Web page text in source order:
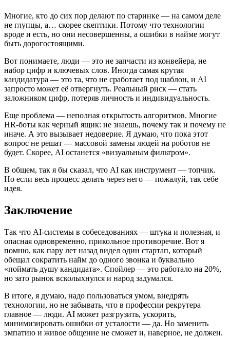
Многие, кто до сих пор делают по старинке — на самом деле
не глупцы, а… скорее скептики. Потому что технологии
вроде и есть, но они несовершенны, а ошибки в найме могут
быть дорогостоящими.
Вот понимаете, люди — это не запчасти из конвейера, не
набор цифр и ключевых слов. Иногда самая крутая
кандидатура — это та, что не сработает под шаблон, и AI
запросто может её отвергнуть. Реальный риск — стать
заложником цифр, потеряв личность и индивидуальность.
Еще проблема — неполная открытость алгоритмов. Многие
HR-боты как черный ящик: не знаешь, почему так и почему не
иначе. А это вызывает недоверие. Я думаю, что пока этот
вопрос не решат — массовой замены людей на роботов не
будет. Скорее, AI останется «визуальным фильтром».
В общем, так я бы сказал, что AI как инструмент — топчик.
Но если весь процесс делать через него — пожалуй, так себе
идея.
Заключение
Так что AI-системы в собеседованиях — штука и полезная, и
опасная одновременно, прикольное противоречие. Вот я
помню, как пару лет назад видел один стартап, который
обещал сократить найм до одного звонка и буквально
«поймать душу кандидата». Спойлер — это работало на 20%,
но зато рынок всколыхнулся и народ задумался.
В итоге, я думаю, надо пользоваться умом, внедрять
технологии, но не забывать, что в профессии рекрутера
главное — люди. AI может разгрузить, ускорить,
минимизировать ошибки от усталости — да. Но заменить
эмпатию и живое общение не сможет и, наверное, не должен.